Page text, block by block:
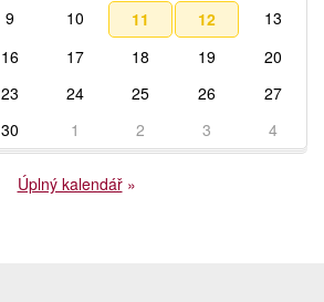
9 10 11 12
13
16 17 18 19
20
23 24 25 26
27
30 1 2 3 4
Úplný kalendář»